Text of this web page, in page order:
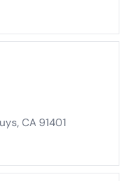
CA 91401